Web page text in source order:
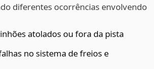
diferentes ocorrências envolvendo
atolados ou fora da pista
no sistema de freios e